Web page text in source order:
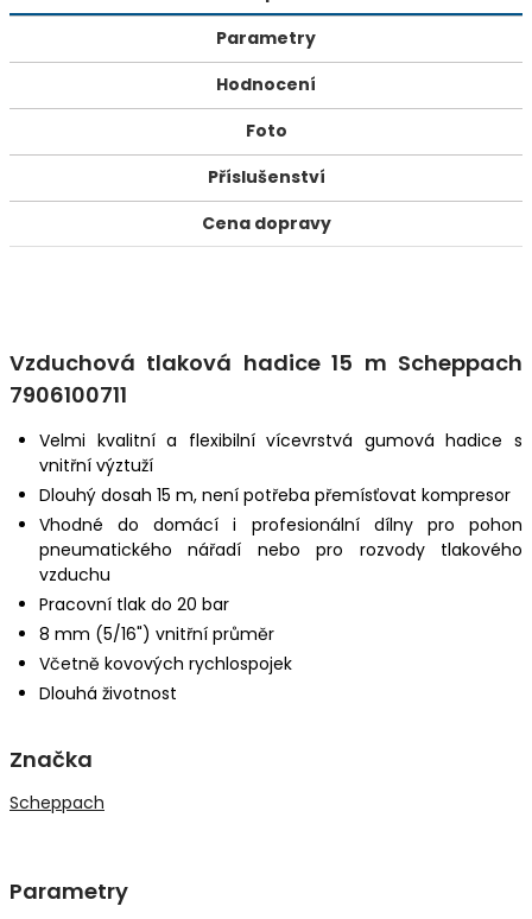
Parametry
Hodnocení
Foto
Příslušenství
Cena dopravy
Vzduchová tlaková hadice 15 m Scheppach
7906100711
Velmi kvalitní a flexibilní vícevrstvá gumová hadice s
vnitřní výztuží
Dlouhý dosah 15 m, není potřeba přemísťovat kompresor
Vhodné do domácí i profesionální dílny pro pohon
pneumatického nářadí nebo pro rozvody tlakového
vzduchu
Pracovní tlak do 20 bar
8 mm (5/16") vnitřní průměr
Včetně kovových rychlospojek
Dlouhá životnost
Značka
Scheppach
Parametry